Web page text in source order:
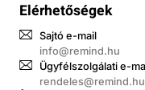
Elérhetőségek
Sajtó e-mail
info@remind.hu
Ügyfélszolgálati e-
rendeles@remind.hu